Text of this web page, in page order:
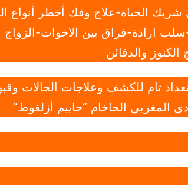
شريك الحياة-علاج وفك أخطر أنواع
ارادة-فراق بين الاخوات-
والدفائن
تام للكشف وعلاجات الحالات
المغربي الحاخام “حاييم أزلغوط”